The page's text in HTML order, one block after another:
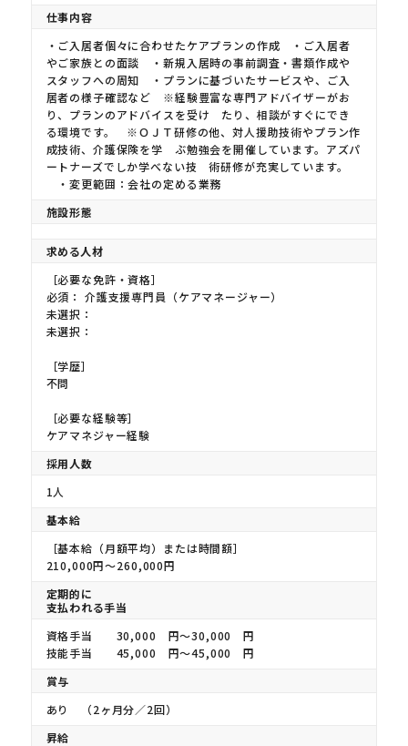
プライバシーポリシー
仕事内容
・ご入居者個々に合わせたケアプランの作成 ・ご入居者
やご家族との面談 ・新規入居時の事前調査・書類作成や
スタッフへの周知 ・プランに基づいたサービスや、ご入
居者の様子確認など ※経験豊富な専門アドバイザーがお
り、プランのアドバイスを受け たり、相談がすぐにでき
る環境です。 ※ＯＪＴ研修の他、対人援助技術やプラン作
成技術、介護保険を学 ぶ勉強会を開催しています。アズパ
ートナーズでしか学べない技 術研修が充実しています。
・変更範囲：会社の定める業務
施設形態
求める人材
［必要な免許・資格］
必須： 介護支援専門員（ケアマネージャー）
未選択：
未選択：
［学歴］
不問
［必要な経験等］
ケアマネジャー経験
採用人数
1人
基本給
［基本給（月額平均）または時間額］
210,000円〜260,000円
定期的に
支払われる手当
資格手当 30,000 円〜30,000 円
技能手当 45,000 円〜45,000 円
賞与
あり （2ヶ月分／2回）
昇給